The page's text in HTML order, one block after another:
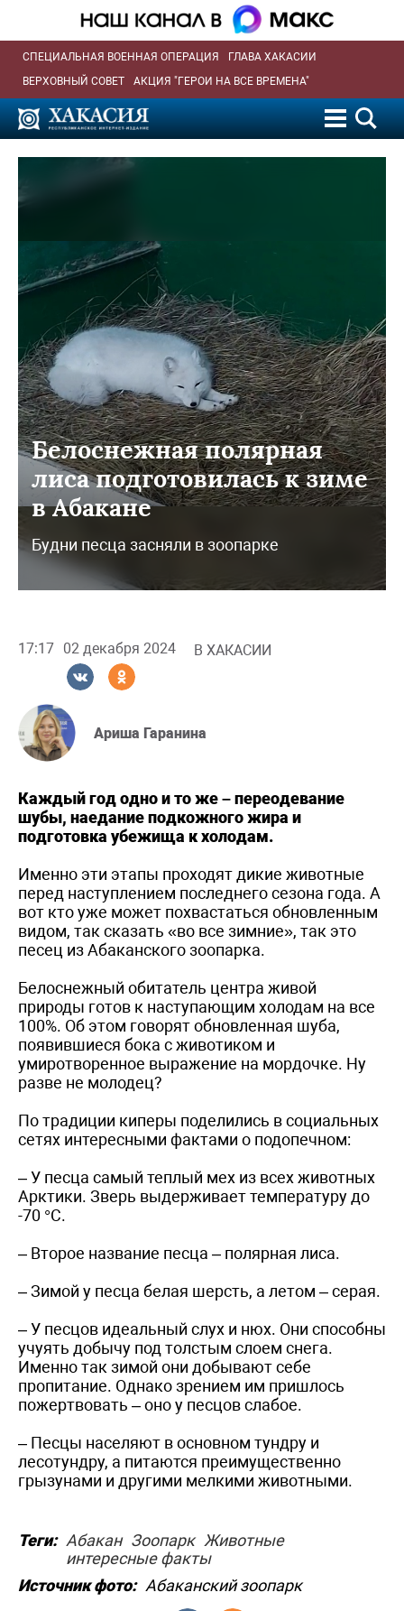
СПЕЦИАЛЬНАЯ ВОЕННАЯ ОПЕРАЦИЯ
ГЛАВА ХАКАСИИ
ВЕРХОВНЫЙ СОВЕТ
АКЦИЯ "ГЕРОИ НА ВСЕ ВРЕМЕНА"
Белоснежная полярная
лиса подготовилась к зиме
в Абакане
Будни песца засняли в зоопарке
17:17 02 декабря 2024 В ХАКАСИИ
Ариша Гаранина
Каждый год одно и то же – переодевание
шубы, наедание подкожного жира и
подготовка убежища к холодам.
Именно эти этапы проходят дикие животные
перед наступлением последнего сезона года. А
вот кто уже может похвастаться обновленным
видом, так сказать «во все зимние», так это
песец из Абаканского зоопарка.
Белоснежный обитатель центра живой
природы готов к наступающим холодам на все
100%. Об этом говорят обновленная шуба,
появившиеся бока с животиком и
умиротворенное выражение на мордочке. Ну
разве не молодец?
По традиции киперы поделились в социальных
сетях интересными фактами о подопечном:
– У песца самый теплый мех из всех животных
Арктики. Зверь выдерживает температуру до
-70 °C.
– Второе название песца – полярная лиса.
– Зимой у песца белая шерсть, а летом – серая.
– У песцов идеальный слух и нюх. Они способны
учуять добычу под толстым слоем снега.
Именно так зимой они добывают себе
пропитание. Однако зрением им пришлось
пожертвовать – оно у песцов слабое.
– Песцы населяют в основном тундру и
лесотундру, а питаются преимущественно
грызунами и другими мелкими животными.
Теги: Абакан Зоопарк Животные
интересные факты
Источник фото: Абаканский зоопарк